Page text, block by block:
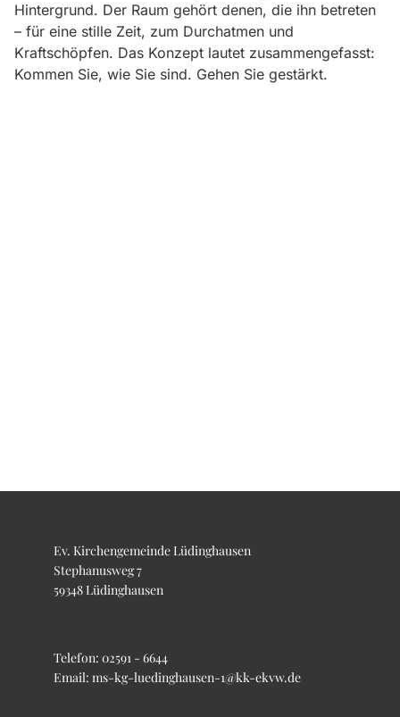
Hintergrund. Der Raum gehört denen, die ihn betreten
– für eine stille Zeit, zum Durchatmen und
Kraftschöpfen. Das Konzept lautet zusammengefasst:
Kommen Sie, wie Sie sind. Gehen Sie gestärkt.
Ev. Kirchengemeinde Lüdinghausen
Stephanusweg 7
59348 Lüdinghausen
Telefon: 02591 - 6644
Email: ms-kg-luedinghausen-1@kk-ekvw.de